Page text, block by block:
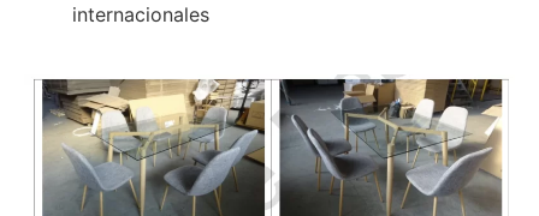
internacionales